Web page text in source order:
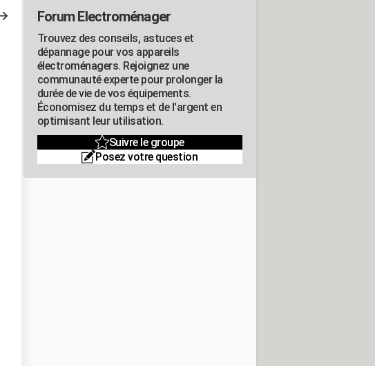
Forum Electroménager
Trouvez des conseils, astuces et
dépannage pour vos appareils
électroménagers. Rejoignez une
communauté experte pour prolonger la
durée de vie de vos équipements.
Économisez du temps et de l'argent en
optimisant leur utilisation.
Suivre le groupe
Posez votre question